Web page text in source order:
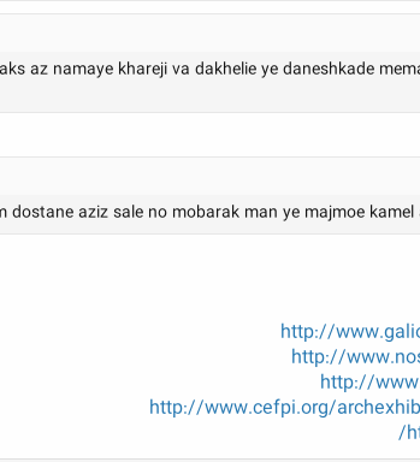
az namaye khareji va dakhelie ye daneshkade
dostane aziz sale no mobarak man ye majmoe
http://
http://
http://
http://www.cefpi.org/